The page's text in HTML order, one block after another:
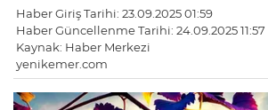
Haber Giriş Tarihi: 23.09.2025 01:59
Haber Güncellenme Tarihi: 24.09.2025 11:57
Kaynak: Haber Merkezi
yenikemer.com